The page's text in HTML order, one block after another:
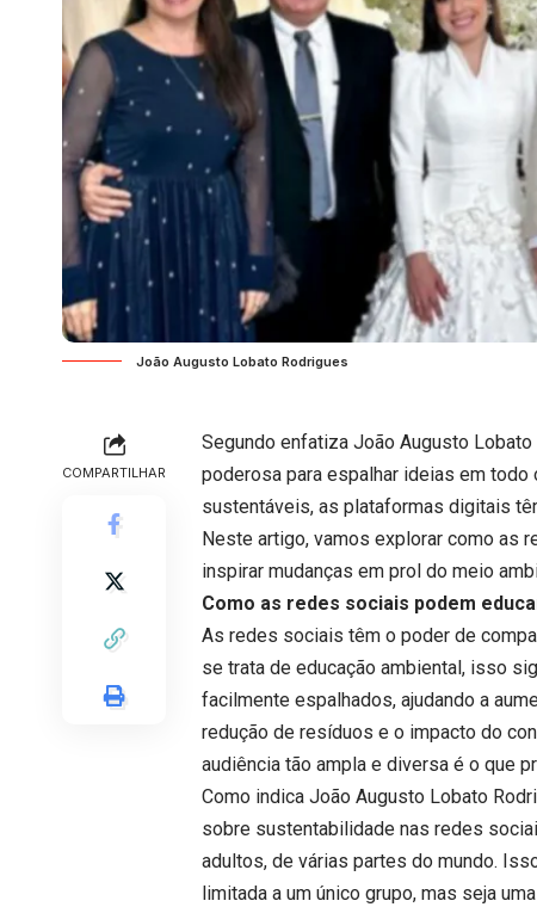
João Augusto Lobato Rodrigues
COMPARTILHAR
Segundo enfatiza João Augusto
poderosa para espalhar ideias em
sustentáveis, as plataformas digitais
Neste artigo, vamos explorar como as
inspirar mudanças em prol do meio
Como as redes sociais podem
As redes sociais têm o poder de
se trata de educação ambiental, isso
facilmente espalhados, ajudando a
redução de resíduos e o impacto do
audiência tão ampla e diversa é o que
Como indica João Augusto Lobato
sobre sustentabilidade nas redes
adultos, de várias partes do mundo.
limitada a um único grupo, mas seja